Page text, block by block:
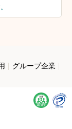
グループ企業